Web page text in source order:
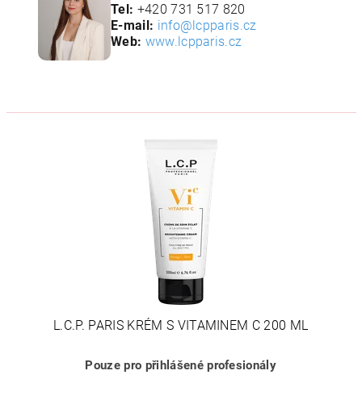
Tel: +420 731 517 820
E-mail: info@lcpparis.cz
Web: www.lcpparis.cz
L.C.P. PARIS KRÉM S VITAMINEM C 200 ML
Pouze pro přihlášené profesionály